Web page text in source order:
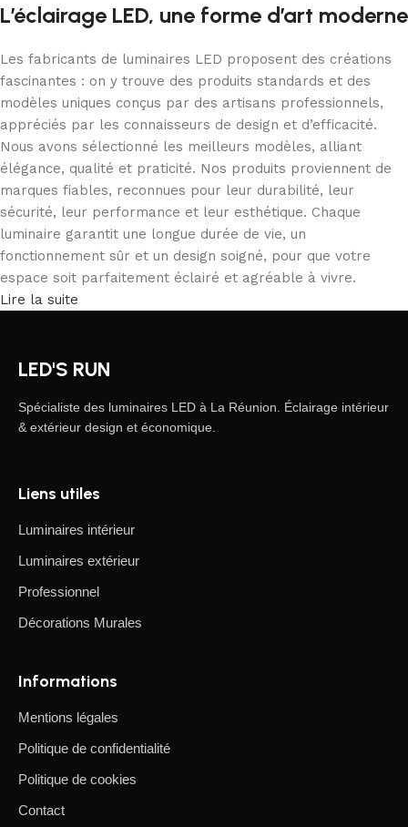
L’éclairage LED, une forme d’art moderne
Les fabricants de luminaires LED proposent des créations
fascinantes : on y trouve des produits standards et des
modèles uniques conçus par des artisans professionnels,
appréciés par les connaisseurs de design et d’efficacité.
Nous avons sélectionné les meilleurs modèles, alliant
élégance, qualité et praticité. Nos produits proviennent de
marques fiables, reconnues pour leur durabilité, leur
sécurité, leur performance et leur esthétique. Chaque
luminaire garantit une longue durée de vie, un
fonctionnement sûr et un design soigné, pour que votre
espace soit parfaitement éclairé et agréable à vivre.
Lire la suite
LED'S RUN
Spécialiste des luminaires LED à La Réunion. Éclairage intérieur
& extérieur design et économique.
Liens utiles
Luminaires intérieur
Luminaires extérieur
Professionnel
Décorations Murales
Informations
Mentions légales
Politique de confidentialité
Politique de cookies
Contact